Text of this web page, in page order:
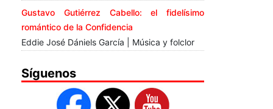
Gustavo Gutiérrez Cabello: el fidelísimo
romántico de la Confidencia
Eddie José Dániels García | Música y folclor
Síguenos